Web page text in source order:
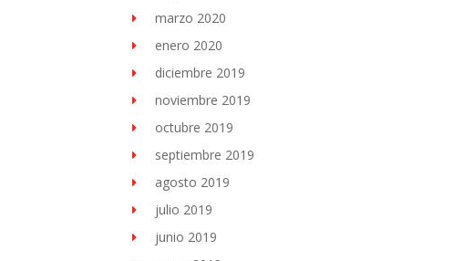
marzo 2020
enero 2020
diciembre 2019
noviembre 2019
octubre 2019
septiembre 2019
agosto 2019
julio 2019
junio 2019